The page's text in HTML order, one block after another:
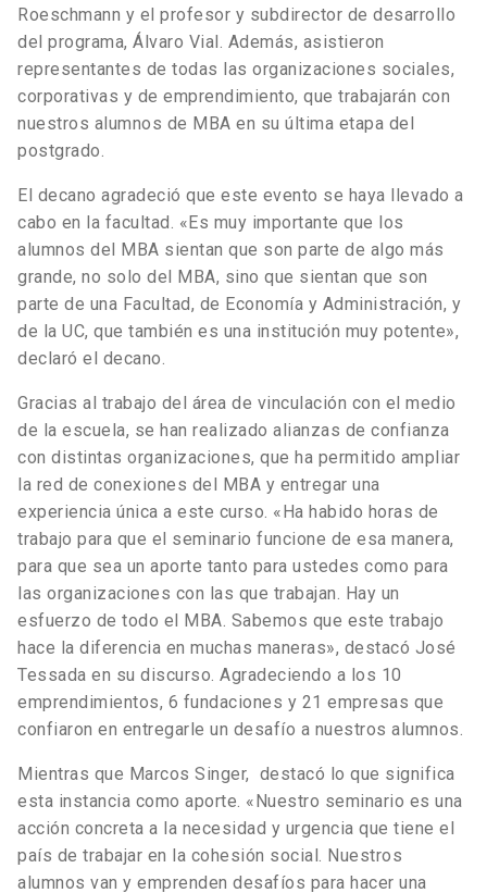
Roeschmann y el profesor y subdirector de desarrollo
del programa, Álvaro Vial. Además, asistieron
representantes de todas las organizaciones sociales,
corporativas y de emprendimiento, que trabajarán con
nuestros alumnos de MBA en su última etapa del
postgrado.
El decano agradeció que este evento se haya llevado a
cabo en la facultad. «Es muy importante que los
alumnos del MBA sientan que son parte de algo más
grande, no solo del MBA, sino que sientan que son
parte de una Facultad, de Economía y Administración, y
de la UC, que también es una institución muy potente»,
declaró el decano.
Gracias al trabajo del área de vinculación con el medio
de la escuela, se han realizado alianzas de confianza
con distintas organizaciones, que ha permitido ampliar
la red de conexiones del MBA y entregar una
experiencia única a este curso. «Ha habido horas de
trabajo para que el seminario funcione de esa manera,
para que sea un aporte tanto para ustedes como para
las organizaciones con las que trabajan. Hay un
esfuerzo de todo el MBA. Sabemos que este trabajo
hace la diferencia en muchas maneras», destacó José
Tessada en su discurso. Agradeciendo a los 10
emprendimientos, 6 fundaciones y 21 empresas que
confiaron en entregarle un desafío a nuestros alumnos.
Mientras que Marcos Singer, destacó lo que significa
esta instancia como aporte. «Nuestro seminario es una
acción concreta a la necesidad y urgencia que tiene el
país de trabajar en la cohesión social. Nuestros
alumnos van y emprenden desafíos para hacer una